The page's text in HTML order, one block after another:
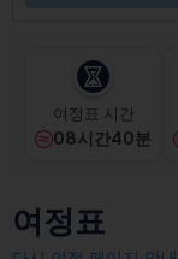
question
to
get
여정표 시간
08시간40분
여정표